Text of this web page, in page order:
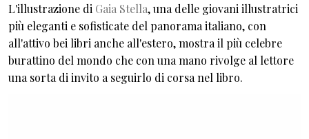
L'illustrazione di Gaia Stella, una delle giovani illustratrici
più eleganti e sofisticate del panorama italiano, con
all'attivo bei libri anche all'estero, mostra il più celebre
burattino del mondo che con una mano rivolge al lettore
una sorta di invito a seguirlo di corsa nel libro.